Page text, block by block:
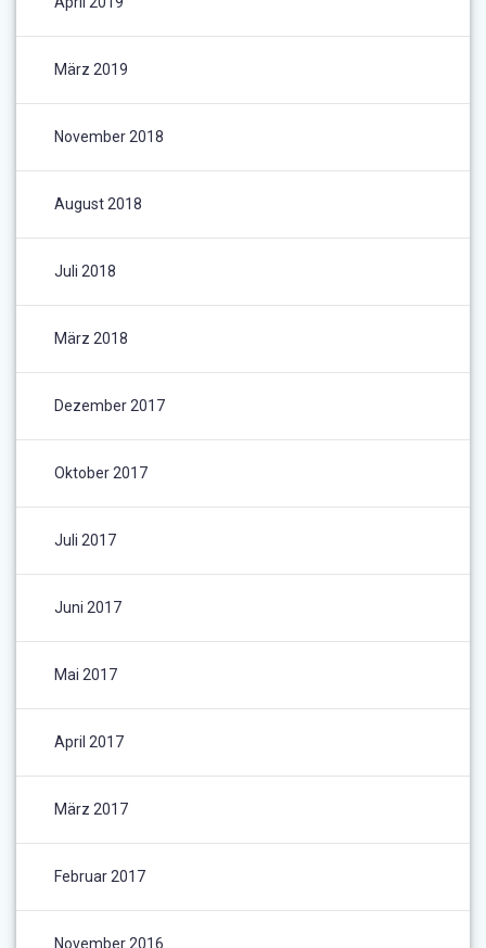
März 2019
November 2018
August 2018
Juli 2018
März 2018
Dezember 2017
Oktober 2017
Juli 2017
Juni 2017
Mai 2017
April 2017
März 2017
Februar 2017
November 2016